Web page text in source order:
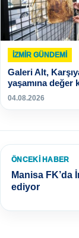
İZMIR GÜNDEMI
Galeri Alt,
yaşamına değer
04.08.2026
ÖNCEKI HABER
Manisa FK’da
ediyor